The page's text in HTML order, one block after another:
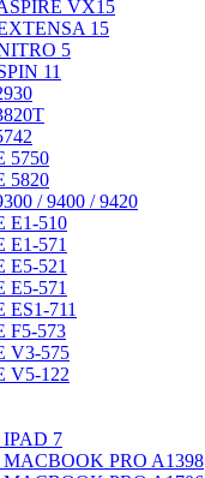
VX15
15
5
11
5750
5820
/ 9400 / 9420
E1-510
E1-571
E5-521
E5-571
ES1-711
F5-573
V3-575
V5-122
7
MACBOOK PRO A1398